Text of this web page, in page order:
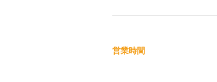
営業時間